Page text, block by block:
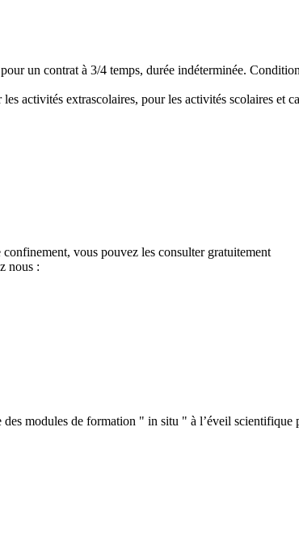
un contrat à 3/4 temps, durée indéterminée.
activités extrascolaires, pour les activités scolaires et
vous pouvez les consulter gratuitement
nous :
modules de formation " in situ " à l’éveil scientifique